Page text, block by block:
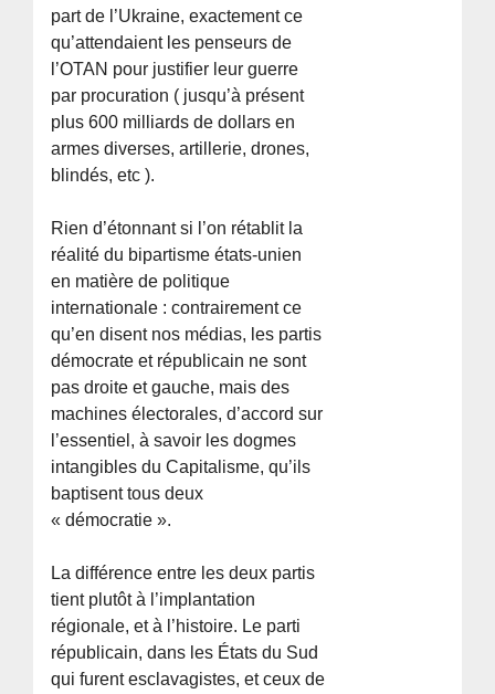
part de l’Ukraine, exactement ce
qu’attendaient les penseurs de
l’OTAN pour justifier leur guerre
par procuration ( jusqu’à présent
plus 600 milliards de dollars en
armes diverses, artillerie, drones,
blindés, etc ).
Rien d’étonnant si l’on rétablit la
réalité du bipartisme états-unien
en matière de politique
internationale : contrairement ce
qu’en disent nos médias, les partis
démocrate et républicain ne sont
pas droite et gauche, mais des
machines électorales, d’accord sur
l’essentiel, à savoir les dogmes
intangibles du Capitalisme, qu’ils
baptisent tous deux
« démocratie ».
La différence entre les deux partis
tient plutôt à l’implantation
régionale, et à l’histoire. Le parti
républicain, dans les États du Sud
qui furent esclavagistes, et ceux de